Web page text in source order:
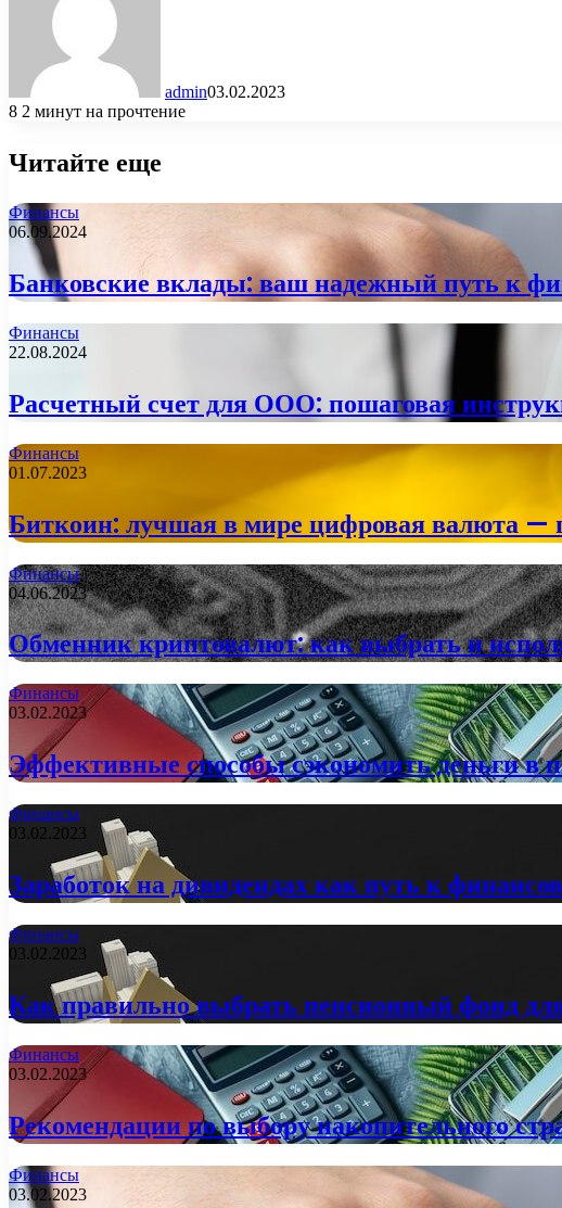
admin03.02.2023
8 2 минут на прочтение
Читайте еще
Финансы
06.09.2024
Банковские вклады: ваш надежный путь к
Финансы
22.08.2024
Расчетный счет для ООО: пошаговая
Финансы
01.07.2023
Биткоин: лучшая в мире цифровая валюта —
Финансы
04.06.2023
Обменник криптовалют: как выбрать и
Финансы
03.02.2023
Эффективные способы сэкономить деньги в
Финансы
03.02.2023
Заработок на дивидендах как путь к
Финансы
03.02.2023
Как правильно выбрать пенсионный фонд
Финансы
03.02.2023
Рекомендации по выбору накопительного
Финансы
03.02.2023